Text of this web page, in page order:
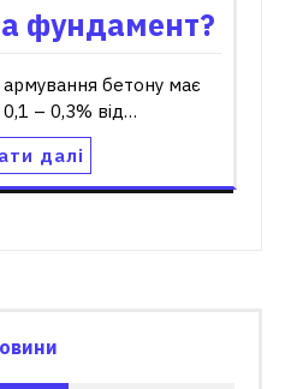
фундамент?
бетону має
– 0,3% від…
далі